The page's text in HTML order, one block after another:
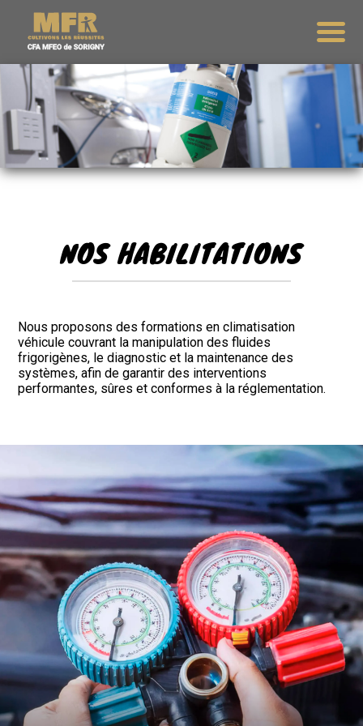
NOS HABILITATIONS
Nous proposons des formations en climatisation
véhicule couvrant la manipulation des fluides
frigorigènes, le diagnostic et la maintenance des
systèmes, afin de garantir des interventions
performantes, sûres et conformes à la réglementation.